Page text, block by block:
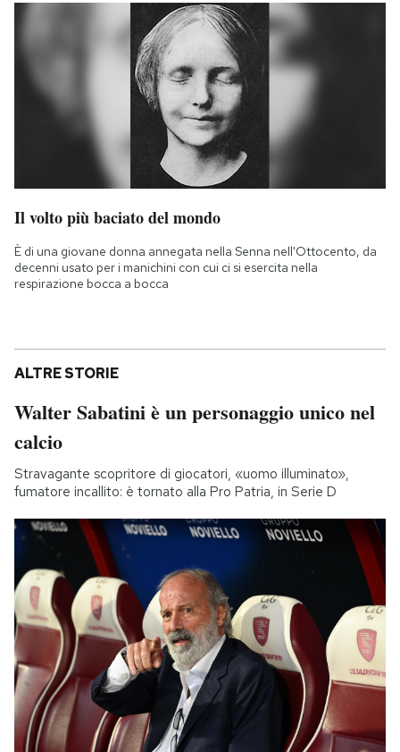
Il volto più baciato del mondo
È di una giovane donna annegata nella Senna nell'Ottocento, da
decenni usato per i manichini con cui ci si esercita nella
respirazione bocca a bocca
ALTRE STORIE
Walter Sabatini è un personaggio unico nel
calcio
Stravagante scopritore di giocatori, «uomo illuminato»,
fumatore incallito: è tornato alla Pro Patria, in Serie D